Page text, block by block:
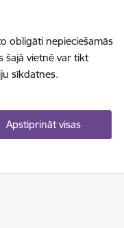
obligāti nepieciešamās
šajā vietnē var tikt
sīkdatnes.
Apstiprināt visas